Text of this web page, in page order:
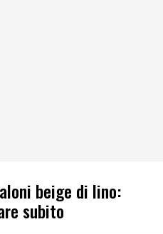
beige di lino:
subito